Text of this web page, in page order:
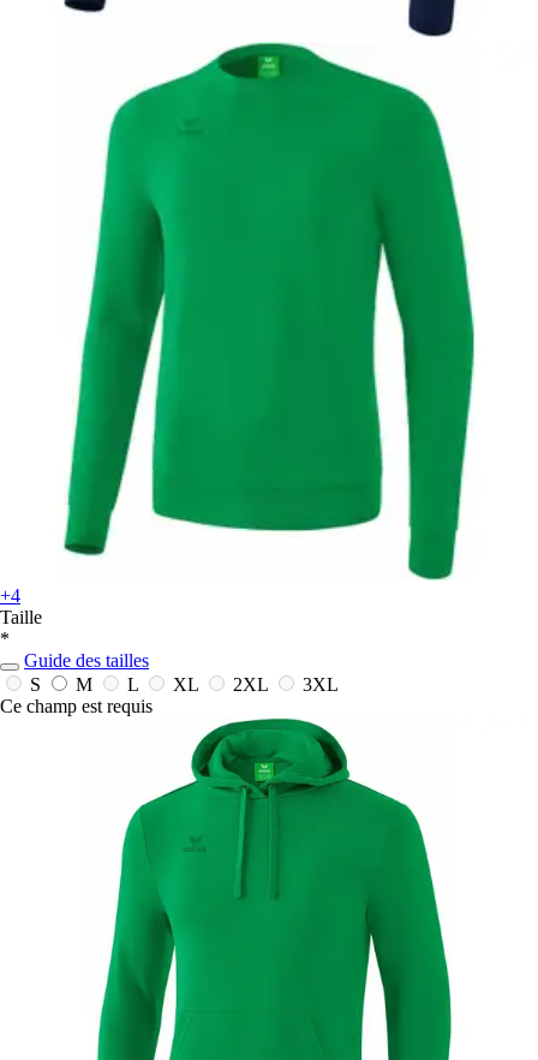
+4
Taille
*
Guide des tailles
S
M L XL 2XL
3XL
Ce champ est requis